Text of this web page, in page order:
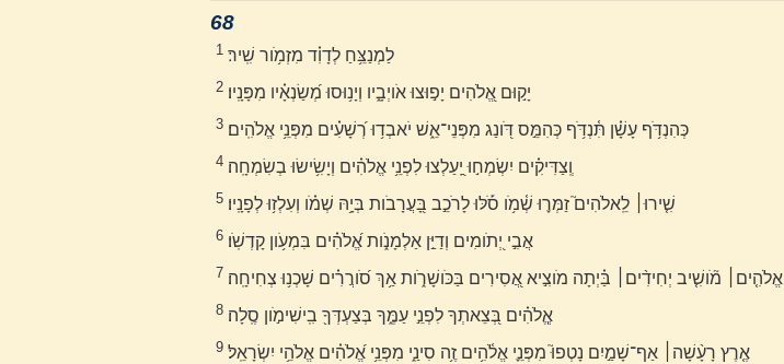
68
1 לַמְנַצֵּ֥חַ לְדָוִ֗ד מִזְמֹ֥ור שִֽׁיר׃
2 יָק֣וּם אֱ֭לֹהִים יָפ֣וּצוּ אֹויְבָ֑יו וְיָנ֥וּסוּ מְ֝שַׂנְאָ֗יו מִפָּנָֽיו׃
3 כְּהִנְדֹּ֥ף עָשָׁ֗ן תִּ֫נְדֹּ֥ף כְּהִמֵּ֣ס דֹּ֭ונַג מִפְּנֵי־אֵ֑שׁ יֹאבְד֥וּ רְ֝שָׁעִ֗ים מִפְּנֵ֥י אֱלֹהִֽים׃
4 וְֽצַדִּיקִ֗ים יִשְׂמְח֣וּ יַֽ֭עַלְצוּ לִפְנֵ֥י אֱלֹהִ֗ים וְיָשִׂ֥ישׂוּ בְשִׂמְחָֽה׃
5 שִׁ֤ירוּ׀ לֵֽאלֹהִים֮ זַמְּר֪וּ שְׁ֫מֹ֥ו סֹ֡לּוּ לָרֹכֵ֣ב בָּ֭עֲרָבֹות בְּיָ֥הּ שְׁמֹ֗ו וְעִלְז֥וּ לְפָנָֽיו׃
6 אֲבִ֣י יְ֭תֹומִים וְדַיַּ֣ן אַלְמָנֹ֑ות אֱ֝לֹהִ֗ים בִּמְעֹ֥ון קָדְשֹֽׁו׃
7 אֱלֹהִ֤ים׀ מֹ֘ושִׁ֤יב יְחִידִ֨ים׀ בַּ֗יְתָה מֹוצִ֣יא אֲ֭סִירִים בַּכֹּושָׁרֹ֑ות אַ֥ךְ סֹ֝ורֲרִ֗ים שָׁכְנ֥וּ צְחִיחָֽה׃
8 אֱֽלֹהִ֗ים בְּ֭צֵאתְךָ לִפְנֵ֣י עַמֶּ֑ךָ בְּצַעְדְּךָ֖ בִֽישִׁימֹ֣ון סֶֽלָה׃
9 אֶ֤רֶץ רָעָ֨שָׁה׀ אַף־שָׁמַ֣יִם נָטְפוּ֮ מִפְּנֵ֪י אֱלֹ֫הִ֥ים זֶ֥ה סִינַ֑י מִפְּנֵ֥י אֱ֝לֹהִ֗ים אֱלֹהֵ֥י יִשְׂרָאֵֽל׃